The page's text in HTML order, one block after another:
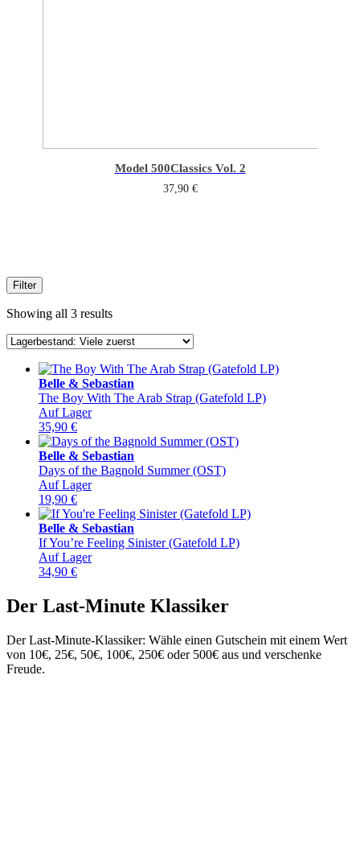
Model 500Classics Vol. 2
37,90 €
Filter
Showing all 3 results
Belle & Sebastian
The Boy With The Arab Strap (Gatefold LP)
Auf Lager
35,90 €
Belle & Sebastian
Days of the Bagnold Summer (OST)
Auf Lager
19,90 €
Belle & Sebastian
If You’re Feeling Sinister (Gatefold LP)
Auf Lager
34,90 €
Der Last-Minute Klassiker
Der Last-Minute-Klassiker: Wähle einen Gutschein mit einem Wert
von 10€, 25€, 50€, 100€, 250€ oder 500€ aus und verschenke
Freude.